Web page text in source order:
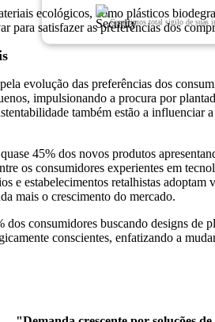
Garantimos total sigilo de suas
ecológicos, como plásticos
para satisfazer as preferências dos
evolução das preferências dos
impulsionando a procura por
também estão a
45% dos novos produtos
os consumidores experientes em
e estabelecimentos retalhistas
mais o crescimento do mercado.
consumidores buscando designs
conscientes, enfatizando a